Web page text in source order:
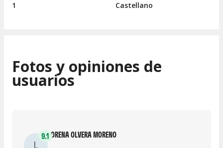
1
Castellano
Fotos y opiniones de
usuarios
L
9.1LORENA OLVERA MORENO